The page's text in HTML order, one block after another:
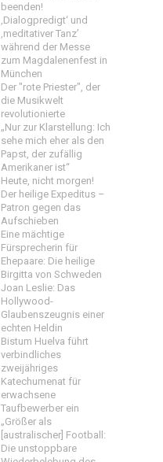
beenden!
‚Dialogpredigt‘ und
‚meditativer Tanz’
während der Messe
zum Magdalenenfest in
München
Der "rote Priester", der
die Musikwelt
revolutionierte
„Nur zur Klarstellung: Ich
sehe mich eher als den
Papst, der zufällig
Amerikaner ist“
Heute, nicht morgen!
Der heilige Expeditus –
Patron gegen das
Aufschieben
Eine mächtige
Fürsprecherin für
Ehepaare: Die heilige
Birgitta von Schweden
Joan Leslie: Das
Hollywood-
Glaubenszeugnis einer
echten Heldin
Bistum Huelva führt
verbindliches
zweijähriges
Katechumenat für
erwachsene
Taufbewerber ein
„Größer als
[australischer] Football:
Die unstoppbare